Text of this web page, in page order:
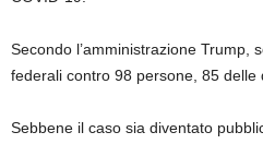
Secondo l’amministrazione Trump,
federali contro 98 persone, 85 delle
Sebbene il caso sia diventato